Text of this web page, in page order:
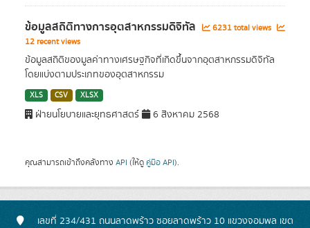
ข้อมูลสถิติทางการอุตสาหกรรมดิจิทัล
6231 total views
12 recent views
ข้อมูลสถิติของมูลค่าทางเศรษฐกิจที่เกิดขึ้นจากอุตสาหกรรมดิจิทัล
โดยแบ่งตามประเภทของอุตสาหกรรม
XLS CSV XLSX
ฝ่ายนโยบายและยุทธศาสตร์ 6 สิงหาคม 2568
คุณสามารถเข้าถึงคลังทาง API (ให้ดู คู่มือ API).
เลขที่ 234/431 ถนนลาดพร้าว ซอยลาดพร้าว 10 แขวงจอมพล เขต